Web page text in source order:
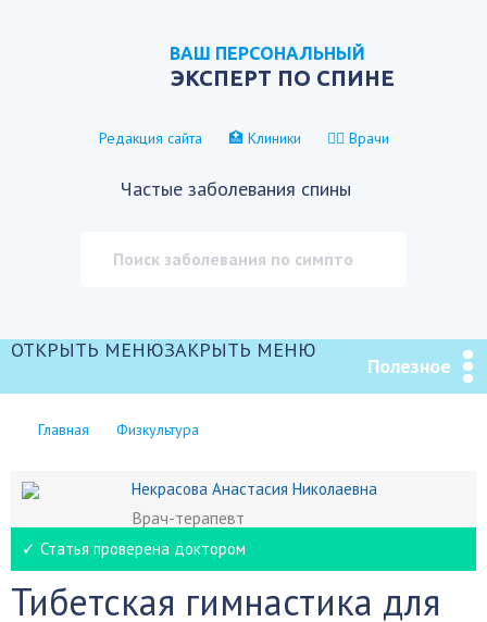
ВАШ ПЕРСОНАЛЬНЫЙ
ЭКСПЕРТ ПО СПИНЕ
Редакция сайта 🏥 Клиники 👨‍⚕️ Врачи
Частые заболевания спины
ОТКРЫТЬ МЕНЮЗАКРЫТЬ МЕНЮ
Полезное
Главная Физкультура
Некрасова Анастасия Николаевна
Врач-терапевт
✓ Статья проверена доктором
Тибетская гимнастика для